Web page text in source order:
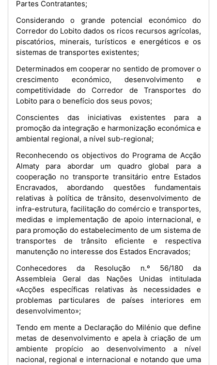
Partes Contratantes;
Considerando o grande potencial económico do
Corredor do Lobito dados os ricos recursos agrícolas,
piscatórios, minerais, turísticos e energéticos e os
sistemas de transportes existentes;
Determinados em cooperar no sentido de promover o
crescimento económico, desenvolvimento e
competitividade do Corredor de Transportes do
Lobito para o benefício dos seus povos;
Conscientes das iniciativas existentes para a
promoção da integração e harmonização económica e
ambiental regional, a nível sub-regional;
Reconhecendo os objectivos do Programa de Acção
Almaty para abordar um quadro global para a
cooperação no transporte transitário entre Estados
Encravados, abordando questões fundamentais
relativas à política de trânsito, desenvolvimento de
infra-estrutura, facilitação do comércio e transportes,
medidas e implementação de apoio internacional, e
para promoção do estabelecimento de um sistema de
transportes de trânsito eficiente e respectiva
manutenção no interesse dos Estados Encravados;
Conhecedores da Resolução n.º 56/180 da
Assembleia Geral das Nações Unidas intitulada
«Acções específicas relativas às necessidades e
problemas particulares de países interiores em
desenvolvimento»;
Tendo em mente a Declaração do Milénio que define
metas de desenvolvimento e apela à criação de um
ambiente propício ao desenvolvimento a nível
nacional, regional e internacional e notando que uma